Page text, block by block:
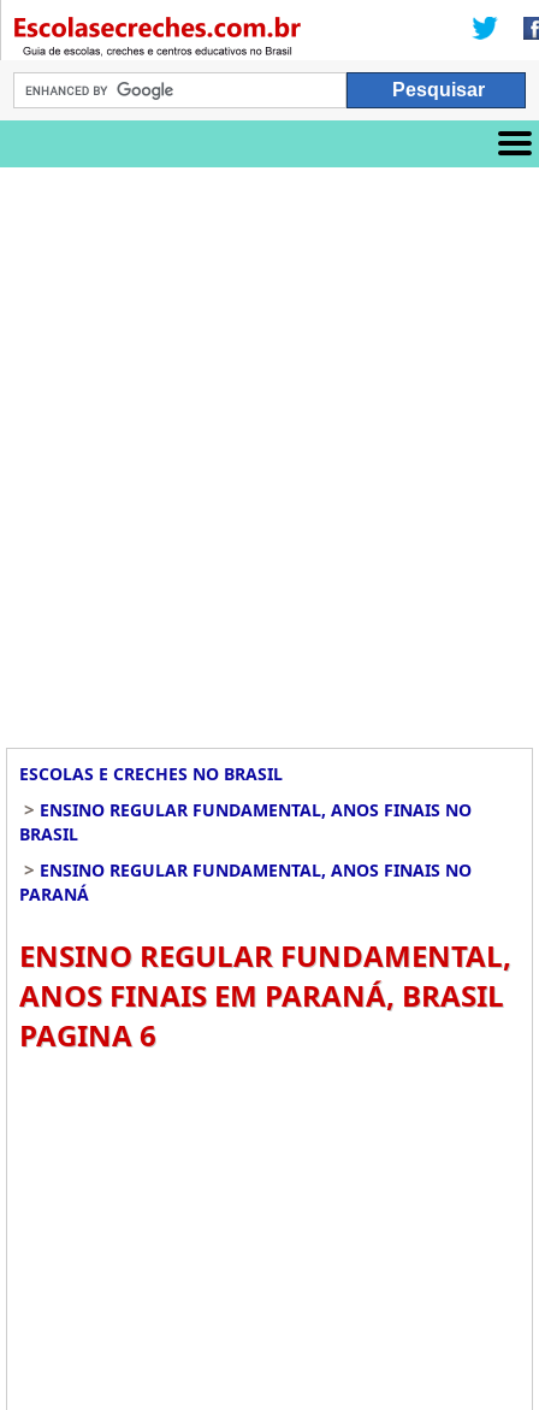
ESCOLAS E CRECHES NO BRASIL
> ENSINO REGULAR FUNDAMENTAL, ANOS FINAIS NO
BRASIL
> ENSINO REGULAR FUNDAMENTAL, ANOS FINAIS NO
PARANÁ
ENSINO REGULAR FUNDAMENTAL,
ANOS FINAIS EM PARANÁ, BRASIL
PAGINA 6